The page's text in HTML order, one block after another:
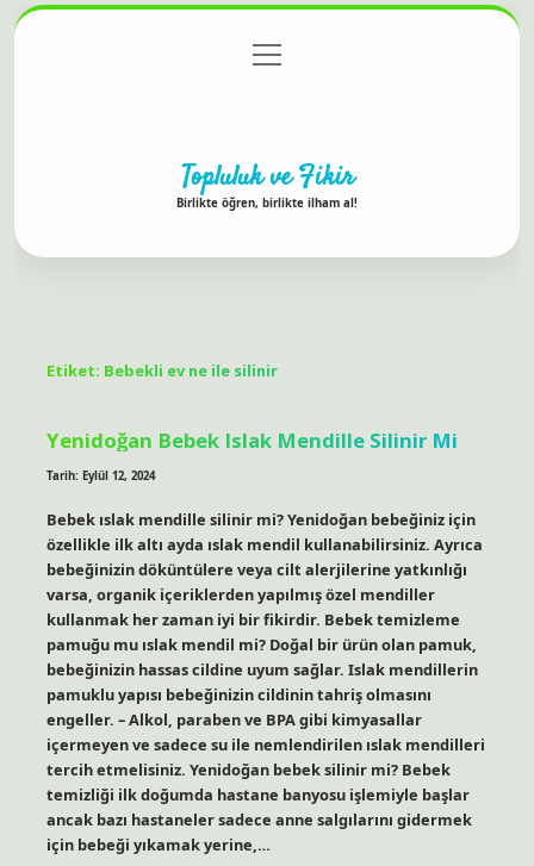
Gizlilik Politikası
menüyü
aç
Topluluk ve Fikir
Birlikte öğren, birlikte ilham al!
Etiket: Bebekli ev ne ile silinir
Yenidoğan Bebek Islak Mendille Silinir Mi
Tarih: Eylül 12, 2024
Bebek ıslak mendille silinir mi? Yenidoğan bebeğiniz için
özellikle ilk altı ayda ıslak mendil kullanabilirsiniz. Ayrıca
bebeğinizin döküntülere veya cilt alerjilerine yatkınlığı
varsa, organik içeriklerden yapılmış özel mendiller
kullanmak her zaman iyi bir fikirdir. Bebek temizleme
pamuğu mu ıslak mendil mi? Doğal bir ürün olan pamuk,
bebeğinizin hassas cildine uyum sağlar. Islak mendillerin
pamuklu yapısı bebeğinizin cildinin tahriş olmasını
engeller. – Alkol, paraben ve BPA gibi kimyasallar
içermeyen ve sadece su ile nemlendirilen ıslak mendilleri
tercih etmelisiniz. Yenidoğan bebek silinir mi? Bebek
temizliği ilk doğumda hastane banyosu işlemiyle başlar
ancak bazı hastaneler sadece anne salgılarını gidermek
için bebeği yıkamak yerine,…